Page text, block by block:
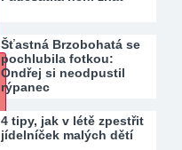
Šťastná Brzobohatá se
pochlubila fotkou:
Ondřej si neodpustil
rýpanec
4 tipy, jak v létě zpestřit
jídelníček malých dětí